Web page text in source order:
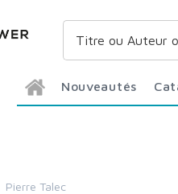
Nouveautés
Pierre Talec